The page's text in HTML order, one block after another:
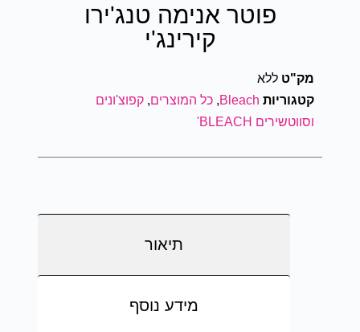
פוטר אנימה טנג'ירו
קירינג'י
מק"ט ללא
קטגוריות Bleach
, כל המוצרים, קפוצ'ונים
וסווטשירים BLEACH'
תיאור
מידע נוסף